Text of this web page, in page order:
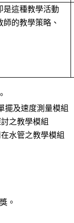
是這種教學活動
師的教學策略、
擺及速度測量模組
之教學模組
水管之教學模組
。